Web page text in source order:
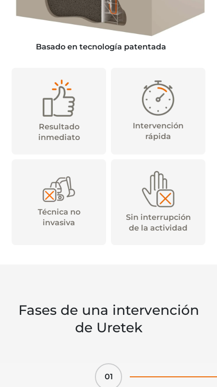
Basado en tecnología patentada
Resultado
inmediato
Intervención
rápida
Técnica no
invasiva
Sin interrupción
de la actividad
Fases de una intervención
de Uretek
01